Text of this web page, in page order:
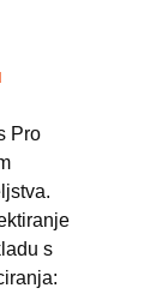
Pro
s